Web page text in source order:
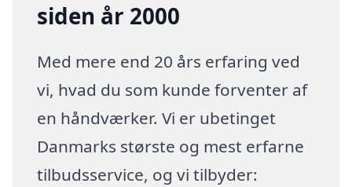
siden år 2000
Med mere end 20 års erfaring ved
vi, hvad du som kunde forventer af
en håndværker. Vi er ubetinget
Danmarks største og mest erfarne
tilbudsservice, og vi tilbyder: